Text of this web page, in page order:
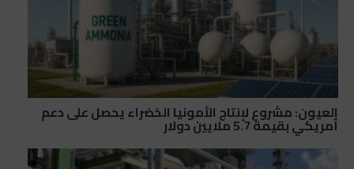
العيون: مشروع لإنتاج الأمونيا الخضراء يحصل على دعم
أمريكي بقيمة 5.7 ملايين دولار